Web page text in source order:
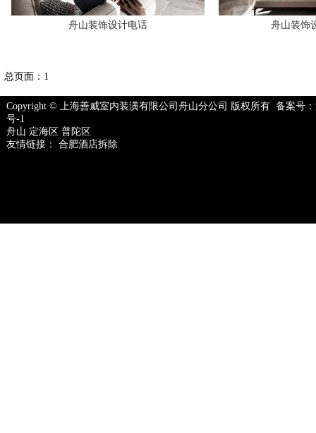
舟山装饰设计电话 舟山装饰
总页面：1
Copyright © 上海善威室内装潢有限公司舟山分公司 版权所有 备案号：
号-1
舟山 定海区 普陀区
友情链接： 合肥酒店拆除